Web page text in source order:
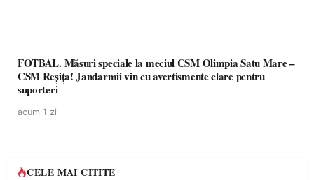
FOTBAL. Măsuri speciale la meciul CSM Olimpia Satu Mare –
CSM Reșița! Jandarmii vin cu avertismente clare pentru
suporteri
acum 1 zi
CELE MAI CITITE